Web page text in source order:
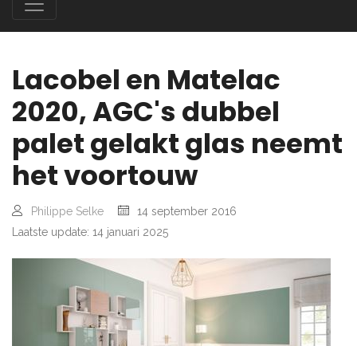
Lacobel en Matelac
2020, AGC's dubbel
palet gelakt glas neemt
het voortouw
Philippe Selke
14 september 2016
Laatste update: 14 januari 2025